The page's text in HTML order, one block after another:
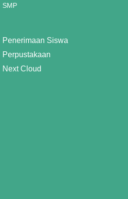
SMP
Penerimaan Siswa
Perpustakaan
Next Cloud